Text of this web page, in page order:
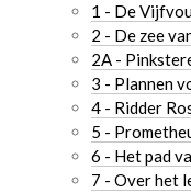
1 - De
2 - De zee
2A -
3 - Plannen
4 - Ridder
5 -
6 - Het pad
7 - Over het